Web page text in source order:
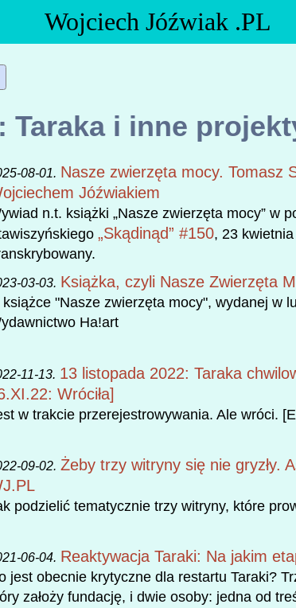
Wojciech Jóźwiak .PL
Taraka i inne
08-01. Nasze zwierzęta mocy. Tomasz
Jóźwiakiem
n.t. książki „Nasze zwierzęta mocy” w
„Skądinąd” #150, 23
03-03. Książka, czyli Nasze Zwierzęta
książce "Nasze zwierzęta mocy", wydanej w
Ha!art
11-13. 13 listopada 2022: Taraka
Wróciła]
w trakcie przerejestrowywania. Ale wróci.
09-02. Żeby trzy witryny się nie gryzły.
podzielić tematycznie trzy witryny, które
06-04. Reaktywacja Taraki: Na jakim
jest obecnie krytyczne dla restartu Taraki?
założy fundację, i dwie osoby: jedna od